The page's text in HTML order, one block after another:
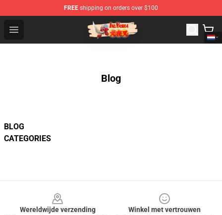
FREE shipping on orders over $100
Open menu
Inuyasha Store - Official Inuyasha Merchandise Shop
Blog
BLOG
CATEGORIES
Wereldwijde verzending
Winkel met vertrouwen